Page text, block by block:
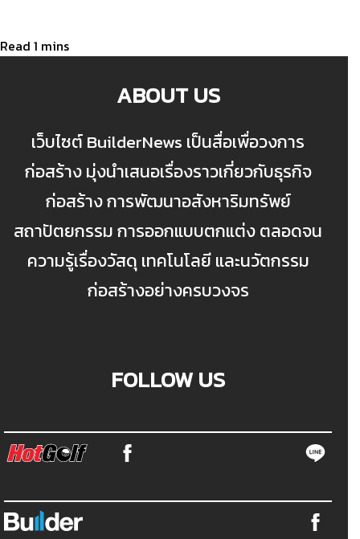
ABOUT US
เว็บไซต์ BuilderNews เป็นสื่อเพื่อวงการ
ก่อสร้าง มุ่งนำเสนอเรื่องราวเกี่ยวกับธุรกิจ
ก่อสร้าง การพัฒนาอสังหาริมทรัพย์
สถาปัตยกรรม การออกแบบตกแต่ง ตลอดจน
ความรู้เรื่องวัสดุ เทคโนโลยี และนวัตกรรม
ก่อสร้างอย่างครบวงจร
FOLLOW US